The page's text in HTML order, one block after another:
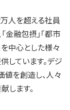
人を超える社員
金融包摂」「都市
を中心とした様々
ています。デジ
を創造し、人々
します。